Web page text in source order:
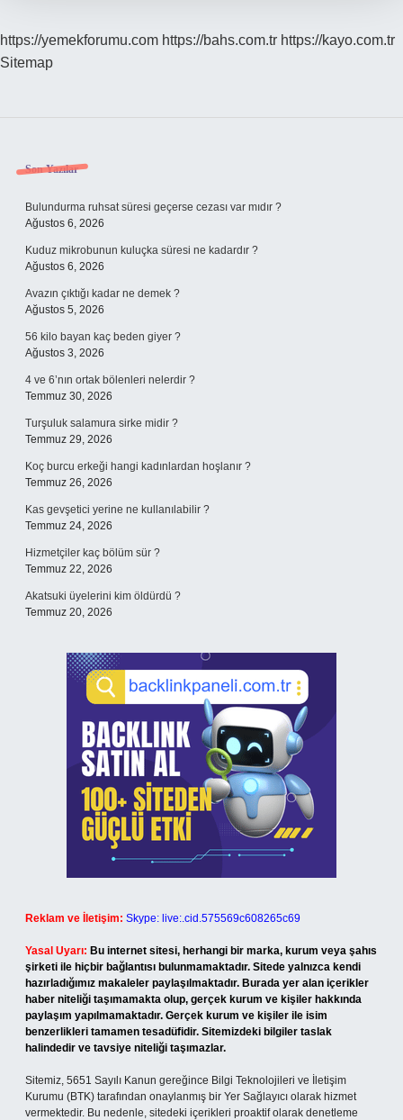
https://yemekforumu.com https://bahs.com.tr https://kayo.com.tr
Sitemap
Sidebar
Son Yazılar
Bulundurma ruhsat süresi geçerse cezası var mıdır ?
Ağustos 6, 2026
Kuduz mikrobunun kuluçka süresi ne kadardır ?
Ağustos 6, 2026
Avazın çıktığı kadar ne demek ?
Ağustos 5, 2026
56 kilo bayan kaç beden giyer ?
Ağustos 3, 2026
4 ve 6’nın ortak bölenleri nelerdir ?
Temmuz 30, 2026
Turşuluk salamura sirke midir ?
Temmuz 29, 2026
Koç burcu erkeği hangi kadınlardan hoşlanır ?
Temmuz 26, 2026
Kas gevşetici yerine ne kullanılabilir ?
Temmuz 24, 2026
Hizmetçiler kaç bölüm sür ?
Temmuz 22, 2026
Akatsuki üyelerini kim öldürdü ?
Temmuz 20, 2026
Reklam ve İletişim: Skype: live:.cid.575569c608265c69
Yasal Uyarı: Bu internet sitesi, herhangi bir marka, kurum veya şahıs
şirketi ile hiçbir bağlantısı bulunmamaktadır. Sitede yalnızca kendi
hazırladığımız makaleler paylaşılmaktadır. Burada yer alan içerikler
haber niteliği taşımamakta olup, gerçek kurum ve kişiler hakkında
paylaşım yapılmamaktadır. Gerçek kurum ve kişiler ile isim
benzerlikleri tamamen tesadüfidir. Sitemizdeki bilgiler taslak
halindedir ve tavsiye niteliği taşımazlar.
Sitemiz, 5651 Sayılı Kanun gereğince Bilgi Teknolojileri ve İletişim
Kurumu (BTK) tarafından onaylanmış bir Yer Sağlayıcı olarak hizmet
vermektedir. Bu nedenle, sitedeki içerikleri proaktif olarak denetleme